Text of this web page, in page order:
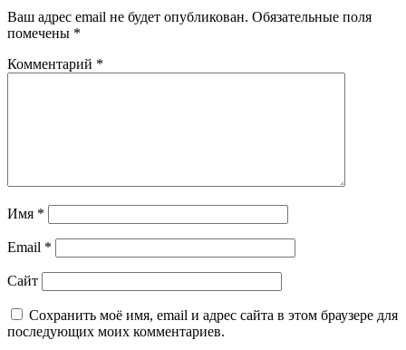
Ваш адрес email не будет опубликован. Обязательные поля
помечены *
Комментарий *
Имя *
Email *
Сайт
Сохранить моё имя, email и адрес сайта в этом браузере для
последующих моих комментариев.